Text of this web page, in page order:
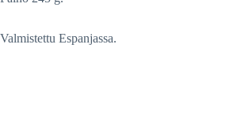
Valmistettu Espanjassa.